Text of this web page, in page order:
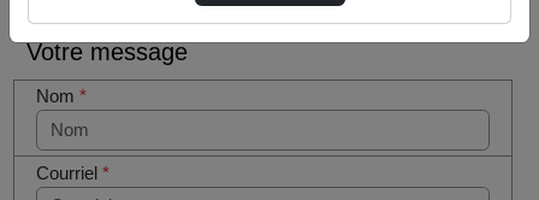
Votre message
Nom*
Courriel*
êtes un
humain en
métal
(obligatoire)